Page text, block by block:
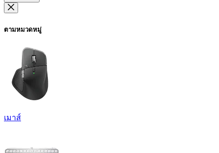
ตามหมวดหมู่
เมาส์